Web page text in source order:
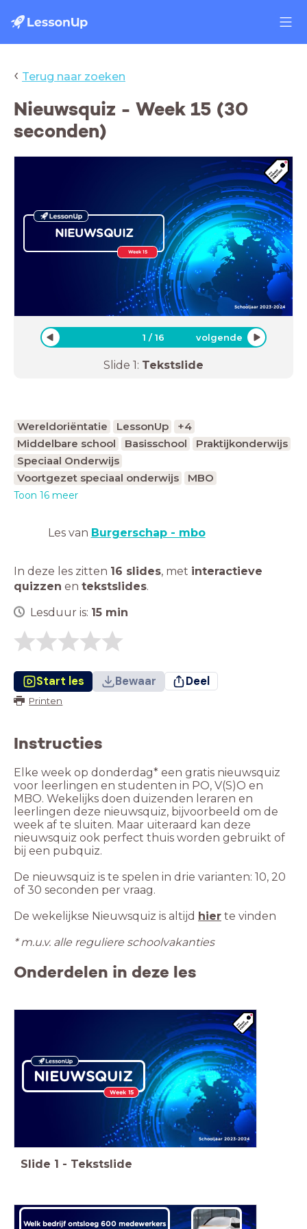
‹ Terug naar zoeken
Nieuwsquiz - Week 15 (30
seconden)
NIEUWSQUIZ
Week 15
Schooljaar 2023-2024
1 /16 volgende
Slide 1: Tekstslide
Wereldoriëntatie LessonUp
+4
Middelbare school
Basisschool
Praktijkonderwijs
Speciaal Onderwijs
Voortgezet speciaal onderwijs
MBO
Toon 16 meer
Les van Burgerschap - mbo
In deze les zitten 16 slides, met interactieve
quizzen en tekstslides.
Lesduur is: 15 min
Start les Bewaar Deel
Printen
Instructies
Elke week op donderdag* een gratis nieuwsquiz
voor leerlingen en studenten in PO, V(S)O en
MBO. Wekelijks doen duizenden leraren en
leerlingen deze nieuwsquiz, bijvoorbeeld om de
week af te sluiten. Maar uiteraard kan deze
nieuwsquiz ook perfect thuis worden gebruikt of
bij een pubquiz.
De nieuwsquiz is te spelen in drie varianten: 10, 20
of 30 seconden per vraag.
De wekelijkse Nieuwsquiz is altijd hier te vinden
* m.u.v. alle reguliere schoolvakanties
Onderdelen in deze les
NIEUWSQUIZ
Week 15
Schooljaar 2023-2024
Slide 1 - Tekstslide
Welk bedrijf ontsloeg 600 medewerkers